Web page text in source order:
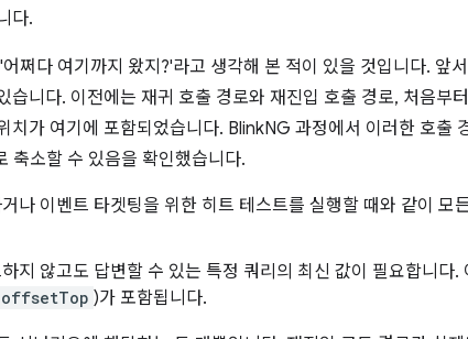
다.
쩌다 여기까지 왔지?'라고 생각해 본 적이 있을 것입니다. 앞
습니다. 이전에는 재귀 호출 경로와 재진입 호출 경로, 처음부
치가 여기에 포함되었습니다. BlinkNG 과정에서 이러한 호출
축소할 수 있음을 확인했습니다.
나 이벤트 타겟팅을 위한 히트 테스트를 실행할 때와 같이 모
지 않고도 답변할 수 있는 특정 쿼리의 최신 값이 필요합니다.
)가 포함됩니다.